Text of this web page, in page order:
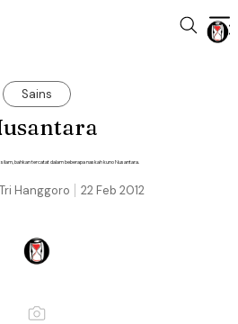
Sains
bahkan tercatat dalam beberapa naskah kuno Nusantara.
22 Feb 2012
Hanggoro